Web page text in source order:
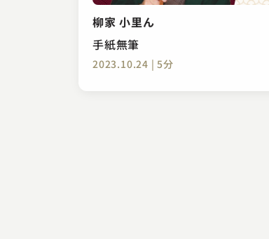
柳家 小里ん
手紙無筆
2023.10.24 | 5分